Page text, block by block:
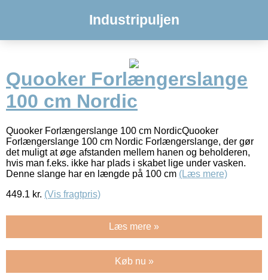
Industripuljen
Quooker Forlængerslange
100 cm Nordic
Quooker Forlængerslange 100 cm NordicQuooker
Forlængerslange 100 cm Nordic Forlængerslange, der gør
det muligt at øge afstanden mellem hanen og beholderen,
hvis man f.eks. ikke har plads i skabet lige under vasken.
Denne slange har en længde på 100 cm (Læs mere)
449.1 kr. (Vis fragtpris)
Læs mere »
Køb nu »